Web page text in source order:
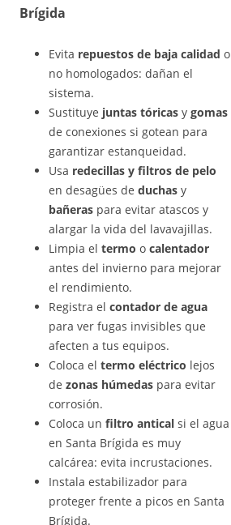
Brígida
Evita repuestos de baja calidad o
no homologados: dañan el
sistema.
Sustituye juntas tóricas y gomas
de conexiones si gotean para
garantizar estanqueidad.
Usa redecillas y filtros de pelo
en desagües de duchas y
bañeras para evitar atascos y
alargar la vida del lavavajillas.
Limpia el termo o calentador
antes del invierno para mejorar
el rendimiento.
Registra el contador de agua
para ver fugas invisibles que
afecten a tus equipos.
Coloca el termo eléctrico lejos
de zonas húmedas para evitar
corrosión.
Coloca un filtro antical si el agua
en Santa Brígida es muy
calcárea: evita incrustaciones.
Instala estabilizador para
proteger frente a picos en Santa
Brígida.